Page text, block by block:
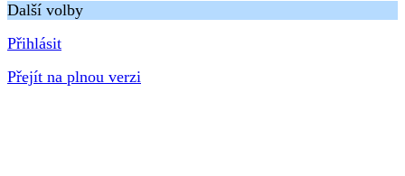
Další volby
Přihlásit
Přejít na plnou verzi